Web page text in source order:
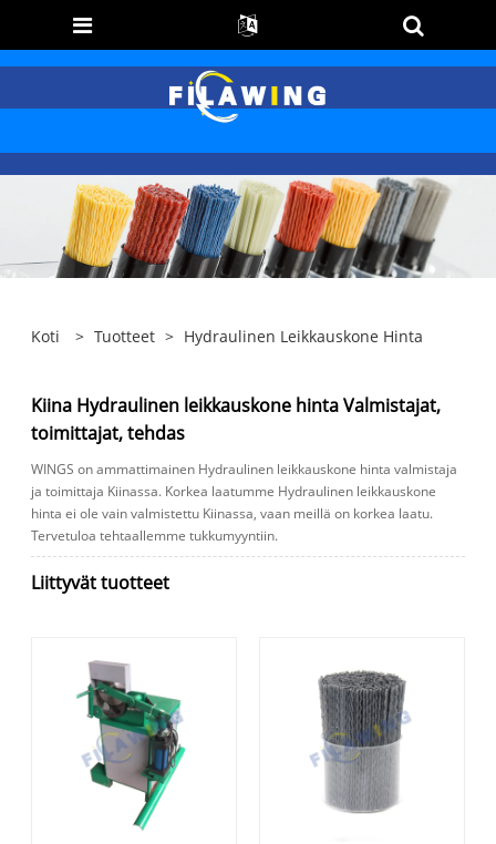
Koti > Tuotteet > Hydraulinen Leikkauskone Hinta
Kiina Hydraulinen leikkauskone hinta Valmistajat,
toimittajat, tehdas
WINGS on ammattimainen Hydraulinen leikkauskone hinta valmistaja
ja toimittaja Kiinassa. Korkea laatumme Hydraulinen leikkauskone
hinta ei ole vain valmistettu Kiinassa, vaan meillä on korkea laatu.
Tervetuloa tehtaallemme tukkumyyntiin.
Liittyvät tuotteet